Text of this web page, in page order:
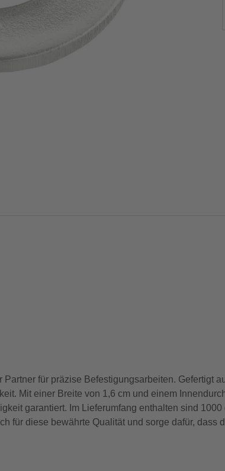
für präzise Befestigungsarbeiten. Gefertigt
Mit einer Breite von 1,6 cm und einem
garantiert. Im Lieferumfang enthalten sind 1000
für diese bewährte Qualität und sorge dafür, dass